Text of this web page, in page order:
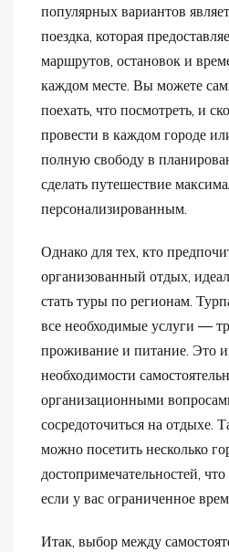
популярных вариантов
поездка, которая
маршрутов, остановок и
каждом месте. Вы можете
поехать, что посмотреть, и
провести в каждом городе
полную свободу в
сделать путешествие
персонализированным.
Однако для тех, кто
организованный отдых,
стать туры по регионам.
все необходимые услуги —
проживание и питание. Это
необходимости
организационными
сосредоточиться на отдыхе.
можно посетить несколько
достопримечательностей,
если у вас ограниченное
Итак, выбор между